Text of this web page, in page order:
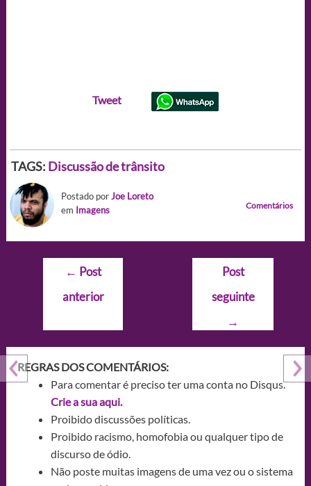
Tweet
TAGS: Discussão de trânsito
Postado porJoe Loreto
em Imagens Comentários
Navegação
Post
← Post
anterior
Post
seguinte
→
REGRAS DOS COMENTÁRIOS:
Para comentar é preciso ter uma conta no Disqus.
Crie a sua aqui.
Proibido discussões políticas.
Proibido racismo, homofobia ou qualquer tipo de
discurso de ódio.
Não poste muitas imagens de uma vez ou o sistema